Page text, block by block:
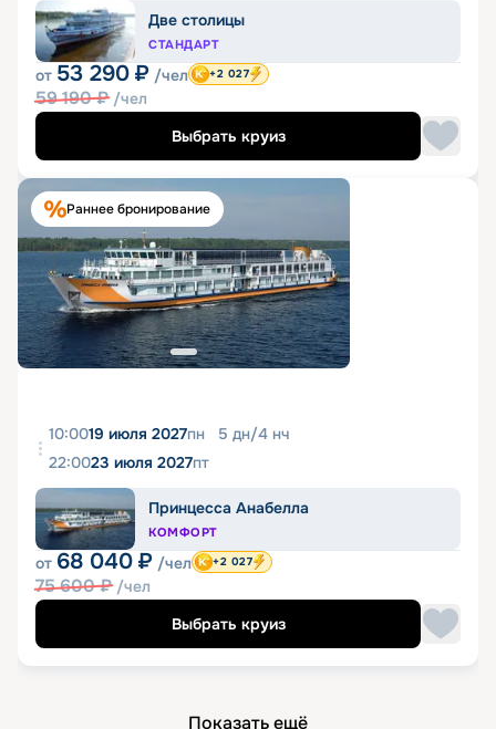
Две столицы
СТАНДАРТ
от 53 290 ₽ /чел
59 190₽ /чел
+2 027
Выбрать круиз
Раннее бронирование
10:0019 июля 2027пн 5 дн/4 нч
22:0023 июля 2027пт
Принцесса Анабелла
КОМФОРТ
от 68 040 ₽ /чел
75 600₽ /чел
+2 027
Выбрать круиз
Показать ещё